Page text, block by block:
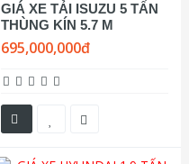
GIÁ XE TẢI ISUZU 5 TẤN
THÙNG KÍN 5.7 M
695,000,000đ